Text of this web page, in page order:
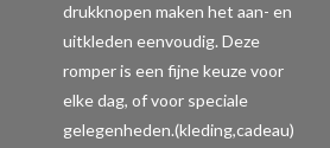
drukknopen maken het aan- en
uitkleden eenvoudig. Deze
romper is een fijne keuze voor
elke dag, of voor speciale
gelegenheden.(kleding,cadeau)